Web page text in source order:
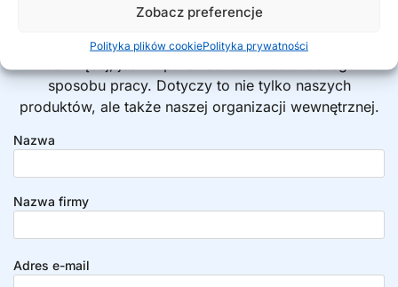
Zobacz preferencje
Polityka plików cookiePolityka prywatności
sprawdzimy!
sposobu pracy. Dotyczy to nie tylko naszych
produktów, ale także naszej organizacji wewnętrznej.
Nazwa
Nazwa firmy
Adres e-mail